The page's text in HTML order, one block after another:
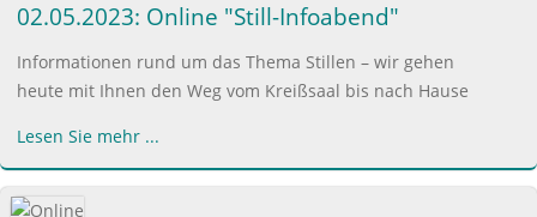
02.05.2023: Online "Still-Infoabend"
Informationen rund um das Thema Stillen – wir gehen
heute mit Ihnen den Weg vom Kreißsaal bis nach Hause
Lesen Sie mehr ...